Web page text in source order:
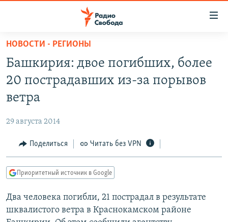
упрощенного
доступа
Вернуться
основному
Вернутся
Вернутся
поиску
ПОДКАСТЫ
АВТОРСКИЕ ПРОЕКТЫ
МНЕНИЯ
КУЛЬТУРА
КАВКАЗ.РЕАЛИИ
СЕВЕР.РЕАЛИИ
СИБИРЬ.РЕАЛИИ
НОВОСТИ - РЕГИОНЫ
Башкирия: двое погибших, более
20 пострадавших из-за порывов
ветра
29 августа 2014
Поделиться Читать без VPN
Приоритетный источник в Google
Два человека погибли, 21 пострадал в результате
шквалистого ветра в Краснокамском районе